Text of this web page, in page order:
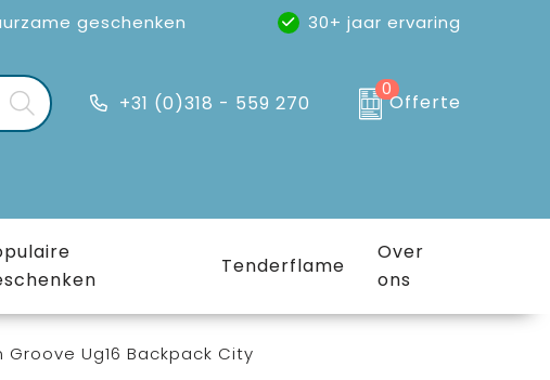
geschenken
30+ jaar ervaring
+31 (0)318 - 559 270
0
Offerte
Tenderflame
Over
ons
Ug16 Backpack City